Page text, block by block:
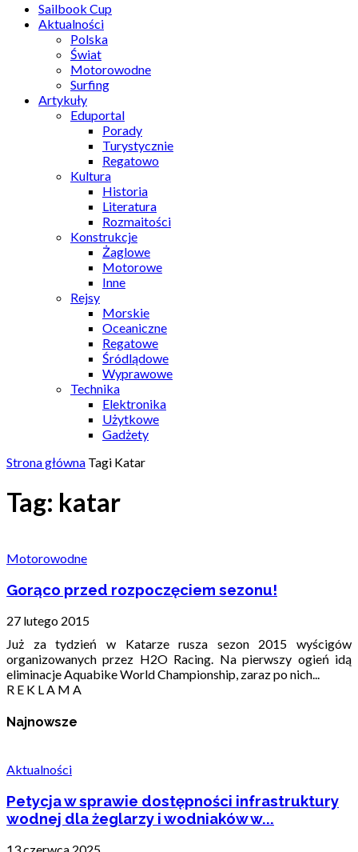
Sailbook Cup
Aktualności
Polska
Świat
Motorowodne
Surfing
Artykuły
Eduportal
Porady
Turystycznie
Regatowo
Kultura
Historia
Literatura
Rozmaitości
Konstrukcje
Żaglowe
Motorowe
Inne
Rejsy
Morskie
Oceaniczne
Regatowe
Śródlądowe
Wyprawowe
Technika
Elektronika
Użytkowe
Gadżety
Strona główna Tagi Katar
Tag: katar
Motorowodne
Gorąco przed rozpoczęciem sezonu!
27 lutego 2015
Już za tydzień w Katarze rusza sezon 2015 wyścigów
organizowanych przez H2O Racing. Na pierwszy ogień idą
eliminacje Aquabike World Championship, zaraz po nich...
R E K L A M A
Najnowsze
Aktualności
Petycja w sprawie dostępności infrastruktury
wodnej dla żeglarzy i wodniaków w...